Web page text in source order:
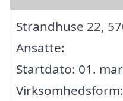
Strandhuse 22,
Ansatte:
Startdato: 01.
Virksomhedsform: